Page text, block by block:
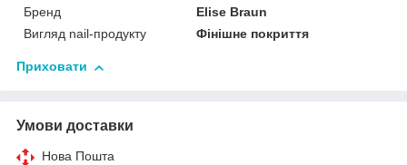
Бренд
Elise Braun
Вигляд nail-продукту
Фінішне покриття
Приховати
Умови доставки
Нова Пошта